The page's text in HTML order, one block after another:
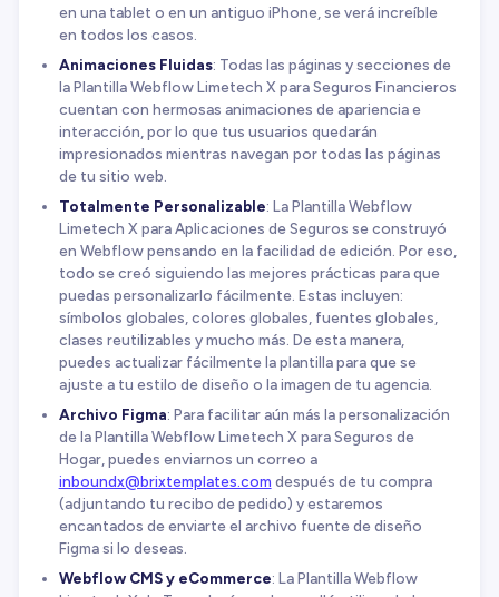
en una tablet o en un antiguo iPhone, se verá increíble
en todos los casos.
Animaciones Fluidas: Todas las páginas y secciones de
la Plantilla Webflow Limetech X para Seguros Financieros
cuentan con hermosas animaciones de apariencia e
interacción, por lo que tus usuarios quedarán
impresionados mientras navegan por todas las páginas
de tu sitio web.
Totalmente Personalizable: La Plantilla Webflow
Limetech X para Aplicaciones de Seguros se construyó
en Webflow pensando en la facilidad de edición. Por eso,
todo se creó siguiendo las mejores prácticas para que
puedas personalizarlo fácilmente. Estas incluyen:
símbolos globales, colores globales, fuentes globales,
clases reutilizables y mucho más. De esta manera,
puedes actualizar fácilmente la plantilla para que se
ajuste a tu estilo de diseño o la imagen de tu agencia.
Archivo Figma: Para facilitar aún más la personalización
de la Plantilla Webflow Limetech X para Seguros de
Hogar, puedes enviarnos un correo a
inboundx@brixtemplates.com después de tu compra
(adjuntando tu recibo de pedido) y estaremos
encantados de enviarte el archivo fuente de diseño
Figma si lo deseas.
Webflow CMS y eCommerce: La Plantilla Webflow